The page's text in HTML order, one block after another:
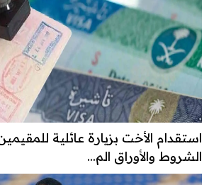
استقدام الأخت بزيارة عائلية
الشروط والأوراق الم...